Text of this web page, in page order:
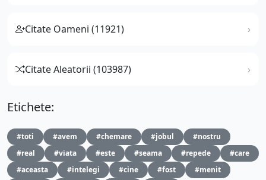
Citate Oameni (11921)
Citate Aleatorii (103987)
Etichete:
#toti #avem #chemare #jobul
#nostru
#real
#viata #este #seama #repede
#care
#aceasta
#intelegi #cine #fost
#menit